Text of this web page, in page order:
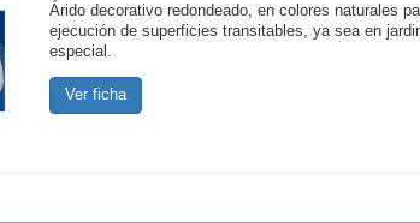
Árido decorativo redondeado, en colores naturales
ejecución de superficies transitables, ya sea en
especial.
Ver ficha